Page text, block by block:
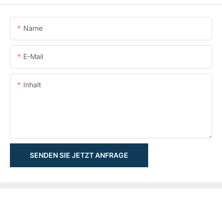
Name
E-Mail
Inhalt
SENDEN SIE JETZT ANFRAGE